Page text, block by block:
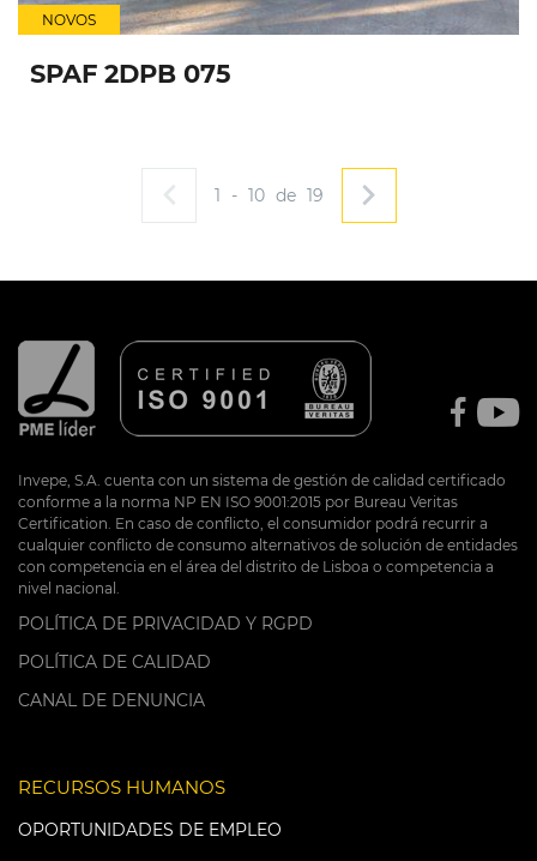
NOVOS
SPAF 2DPB 075
1 - 10 de 19
Invepe, S.A. cuenta con un sistema de gestión de calidad certificado
conforme a la norma NP EN ISO 9001:2015 por Bureau Veritas
Certification. En caso de conflicto, el consumidor podrá recurrir a
cualquier conflicto de consumo alternativos de solución de entidades
con competencia en el área del distrito de Lisboa o competencia a
nivel nacional.
POLÍTICA DE PRIVACIDAD Y RGPD
POLÍTICA DE CALIDAD
CANAL DE DENUNCIA
RECURSOS HUMANOS
OPORTUNIDADES DE EMPLEO